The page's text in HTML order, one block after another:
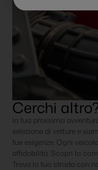
Cerchi
la tua prossima
selezione di vetture e
tue esigenze. Ogni
affidabilità. Scopri la
Trova la tua strada con